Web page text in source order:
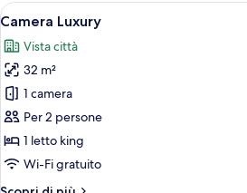
Apri
tutte
le
foto
per
Camera
Luxury
3
Camera Luxury
Vista città
32 m²
1 camera
Per 2 persone
1 letto king
Wi-Fi gratuito